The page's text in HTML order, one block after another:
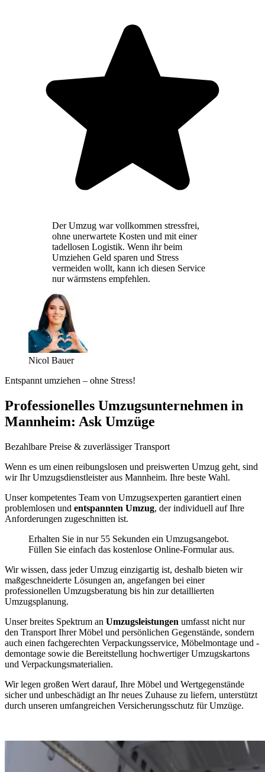
Der Umzug war vollkommen stressfrei,
ohne unerwartete Kosten und mit einer
tadellosen Logistik. Wenn ihr beim
Umziehen Geld sparen und Stress
vermeiden wollt, kann ich diesen Service
nur wärmstens empfehlen.
Nicol Bauer
Entspannt umziehen – ohne Stress!
Professionelles Umzugsunternehmen in
Mannheim: Ask Umzüge
Bezahlbare Preise & zuverlässiger Transport
Wenn es um einen reibungslosen und preiswerten Umzug geht, sind
wir Ihr Umzugsdienstleister aus Mannheim. Ihre beste Wahl.
Unser kompetentes Team von Umzugsexperten garantiert einen
problemlosen und entspannten Umzug, der individuell auf Ihre
Anforderungen zugeschnitten ist.
Erhalten Sie in nur 55 Sekunden ein Umzugsangebot.
Füllen Sie einfach das kostenlose Online-Formular aus.
Wir wissen, dass jeder Umzug einzigartig ist, deshalb bieten wir
maßgeschneiderte Lösungen an, angefangen bei einer
professionellen Umzugsberatung bis hin zur detaillierten
Umzugsplanung.
Unser breites Spektrum an Umzugsleistungen umfasst nicht nur
den Transport Ihrer Möbel und persönlichen Gegenstände, sondern
auch einen fachgerechten Verpackungsservice, Möbelmontage und -
demontage sowie die Bereitstellung hochwertiger Umzugskartons
und Verpackungsmaterialien.
Wir legen großen Wert darauf, Ihre Möbel und Wertgegenstände
sicher und unbeschädigt an Ihr neues Zuhause zu liefern, unterstützt
durch unseren umfangreichen Versicherungsschutz für Umzüge.